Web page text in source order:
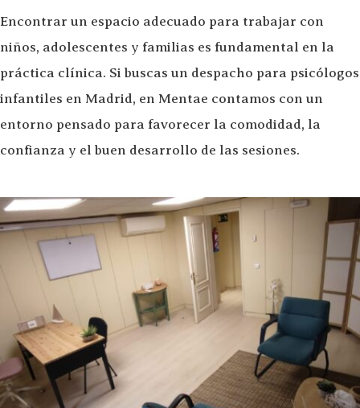
Encontrar un espacio adecuado para trabajar con
niños, adolescentes y familias es fundamental en la
práctica clínica. Si buscas un despacho para psicólogos
infantiles en Madrid, en Mentae contamos con un
entorno pensado para favorecer la comodidad, la
confianza y el buen desarrollo de las sesiones.